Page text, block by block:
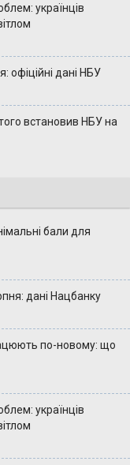
українців
офіційні дані НБУ
встановив НБУ на
бали для
дані Нацбанку
по-новому: що
українців